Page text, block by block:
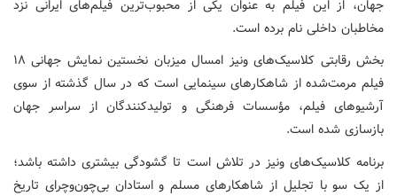
جهان، از این فیلم به عنوان یکی از محبوب‌ترین فیلم‌های ایرانی نزد
مخاطبان داخلی نام برده است.
بخش رقابتی کلاسیک‌های ونیز امسال میزبان نخستین نمایش جهانی ۱۸
فیلم مرمت‌شده از شاهکارهای سینمایی است که در سال گذشته از سوی
آرشیوهای فیلم، مؤسسات فرهنگی و تولیدکنندگان از سراسر جهان
بازسازی شده است.
برنامه کلاسیک‌های ونیز در تلاش‌ است تا گشودگی بیشتری داشته باشد؛
از یک سو با تجلیل از شاهکارهای مسلم و استادان بی‌چون‌وچرای تاریخ